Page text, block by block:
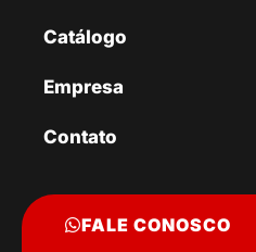
Catálogo
Empresa
Contato
FALE CONOSCO